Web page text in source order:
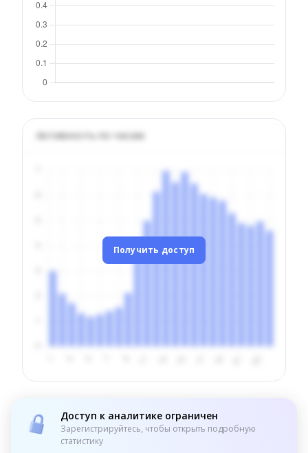
Активность по часам
Получить доступ
Доступ к аналитике ограничен
Зарегистрируйтесь, чтобы открыть подробную
статистику